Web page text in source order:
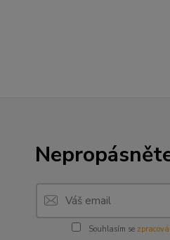
Souhlasím se